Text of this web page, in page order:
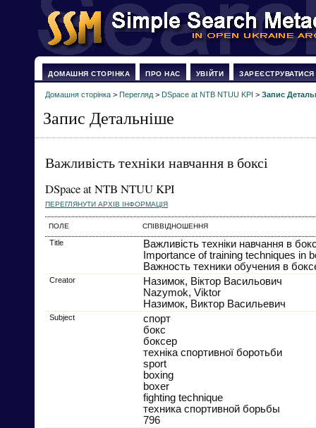
ДОМАШНЯ СТОРІНКА ПРО НАС УВІЙТИ ЗАРЕЄСТРУВАТИСЯ
Домашня сторінка > Перегляд > DSpace at NTB NTUU KPI > Запис
Запис Детальніше
Важливість техніки навчання в боксі
DSpace at NTB NTUU KPI
ПЕРЕГЛЯНУТИ АРХІВ ІНФОРМАЦІЯ
ПОЛЕ СПІВВІДНОШЕННЯ
Title
Важливість техніки навчання в
Importance of training techniques in
Важность техники обучения в
Creator
Назимок, Віктор Васильович
Nazymok, Viktor
Назимок, Виктор Васильевич
Subject
спорт
бокс
боксер
техніка спортивної боротьби
sport
boxing
boxer
fighting technique
техника спортивной борьбы
796